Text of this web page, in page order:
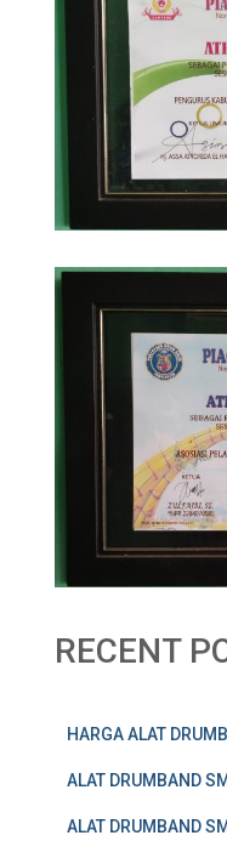
RECENT
HARGA ALAT
ALAT DRUMBAND
ALAT DRUMBAND